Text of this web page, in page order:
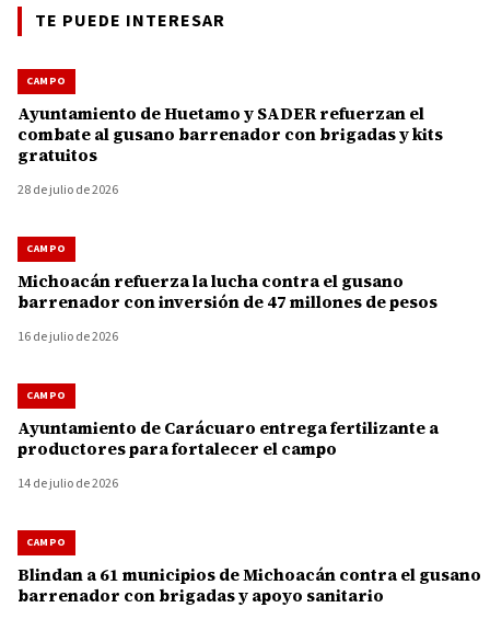
TE PUEDE INTERESAR
CAMPO
Ayuntamiento de Huetamo y SADER refuerzan el
combate al gusano barrenador con brigadas y kits
gratuitos
28 de julio de 2026
CAMPO
Michoacán refuerza la lucha contra el gusano
barrenador con inversión de 47 millones de pesos
16 de julio de 2026
CAMPO
Ayuntamiento de Carácuaro entrega fertilizante a
productores para fortalecer el campo
14 de julio de 2026
CAMPO
Blindan a 61 municipios de Michoacán contra el gusano
barrenador con brigadas y apoyo sanitario